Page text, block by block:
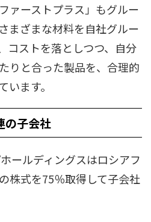
ァーストプラス」もグルー
まざまな材料を自社グルー
コストを落としつつ、自分
りと合った製品を、合理的
います。
の子会社
ールディングスはロシアフ
株式を75％取得して子会社